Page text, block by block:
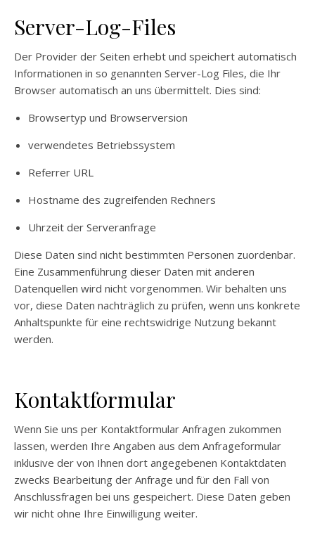
Server-Log-Files
Der Provider der Seiten erhebt und speichert automatisch
Informationen in so genannten Server-Log Files, die Ihr
Browser automatisch an uns übermittelt. Dies sind:
Browsertyp und Browserversion
verwendetes Betriebssystem
Referrer URL
Hostname des zugreifenden Rechners
Uhrzeit der Serveranfrage
Diese Daten sind nicht bestimmten Personen zuordenbar.
Eine Zusammenführung dieser Daten mit anderen
Datenquellen wird nicht vorgenommen. Wir behalten uns
vor, diese Daten nachträglich zu prüfen, wenn uns konkrete
Anhaltspunkte für eine rechtswidrige Nutzung bekannt
werden.
Kontaktformular
Wenn Sie uns per Kontaktformular Anfragen zukommen
lassen, werden Ihre Angaben aus dem Anfrageformular
inklusive der von Ihnen dort angegebenen Kontaktdaten
zwecks Bearbeitung der Anfrage und für den Fall von
Anschlussfragen bei uns gespeichert. Diese Daten geben
wir nicht ohne Ihre Einwilligung weiter.​